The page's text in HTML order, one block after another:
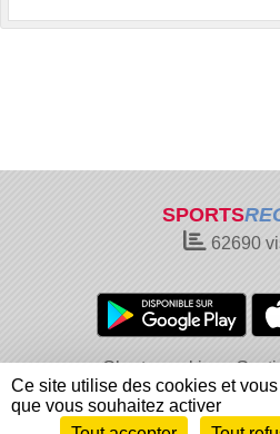
SPORTS
62690
Charte cookies
Informations légales
Signaler
Ce site utilise des cookies et
que vous souhaitez activer